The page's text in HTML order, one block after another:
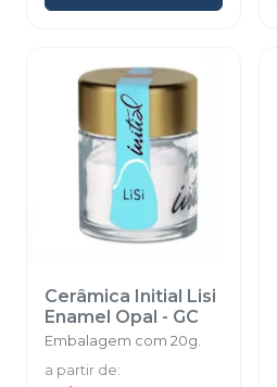
Cerâmica Initial Lisi
Enamel Opal - GC
Embalagem com 20g.
a partir de: